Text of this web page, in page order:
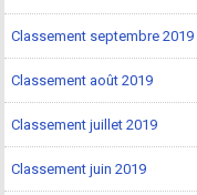
Classement septembre 2019
Classement août 2019
Classement juillet 2019
Classement juin 2019